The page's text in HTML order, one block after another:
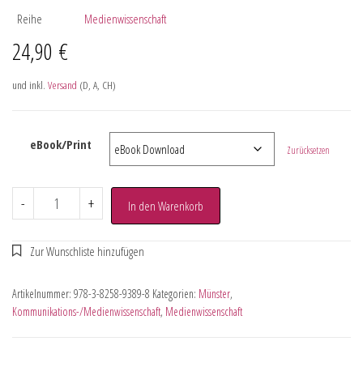
Reihe
Medienwissenschaft
24,90 €
und inkl. Versand (D, A, CH)
eBook/Print Zurücksetzen
- + In den Warenkorb
Artikelnummer: 978-3-8258-9389-8 Kategorien: Münster,
Kommunikations-/Medienwissenschaft, Medienwissenschaft